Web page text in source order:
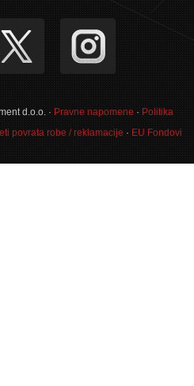
d.o.o. · Pravne napomene · Politika
povrata robe / reklamacije · EU Fondovi